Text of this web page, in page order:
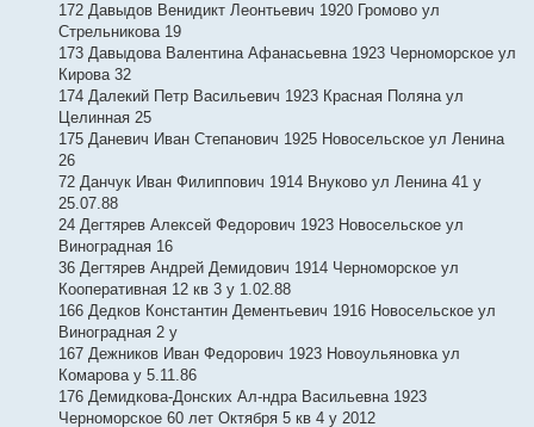
172 Давыдов Венидикт Леонтьевич 1920 Громово ул
Стрельникова 19
173 Давыдова Валентина Афанасьевна 1923 Черноморское ул
Кирова 32
174 Далекий Петр Васильевич 1923 Красная Поляна ул
Целинная 25
175 Даневич Иван Степанович 1925 Новосельское ул Ленина
26
72 Данчук Иван Филиппович 1914 Внуково ул Ленина 41 у
25.07.88
24 Дегтярев Алексей Федорович 1923 Новосельское ул
Виноградная 16
36 Дегтярев Андрей Демидович 1914 Черноморское ул
Кооперативная 12 кв 3 у 1.02.88
166 Дедков Константин Дементьевич 1916 Новосельское ул
Виноградная 2 у
167 Дежников Иван Федорович 1923 Новоульяновка ул
Комарова у 5.11.86
176 Демидкова-Донских Ал-ндра Васильевна 1923
Черноморское 60 лет Октября 5 кв 4 у 2012